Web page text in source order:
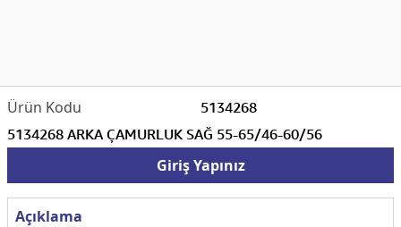
5134268
5134268 ARKA ÇAMURLUK SAĞ 55-65/46-60/56
Giriş Yapınız
Açıklama